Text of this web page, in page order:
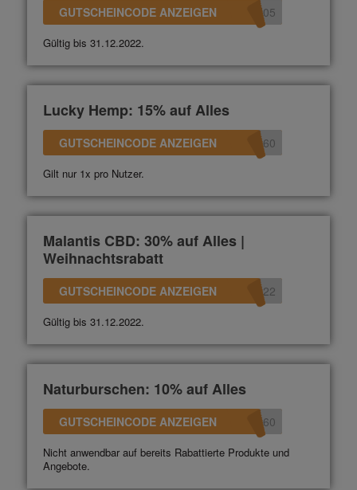
GUTSCHEINCODE ANZEIGEN N05
Gültig bis 31.12.2022.
Lucky Hemp: 15% auf Alles
GUTSCHEINCODE ANZEIGEN 360
Gilt nur 1x pro Nutzer.
Malantis CBD: 30% auf Alles |
Weihnachtsrabatt
GUTSCHEINCODE ANZEIGEN 022
Gültig bis 31.12.2022.
Naturburschen: 10% auf Alles
GUTSCHEINCODE ANZEIGEN 360
Nicht anwendbar auf bereits Rabattierte Produkte und
Angebote.